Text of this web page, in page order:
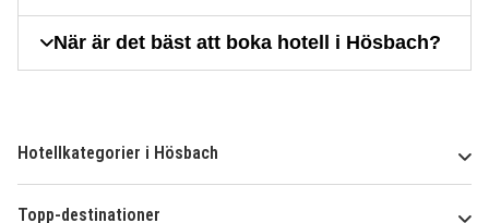
När är det bäst att boka hotell i Hösbach?
Hotellkategorier i Hösbach
Topp-destinationer